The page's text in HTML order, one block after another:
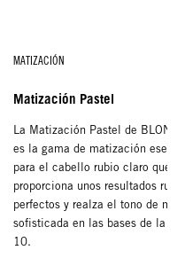
MATIZACIÓN
Matización Pastel
La Matización Pastel de
es la gama de matización
para el cabello rubio claro que
proporciona unos resultados
perfectos y realza el tono de
sofisticada en las bases de la 8
10.